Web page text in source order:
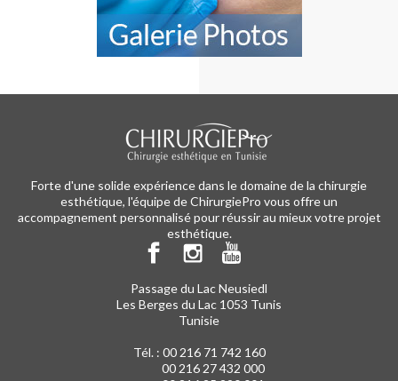
Forte d'une solide expérience dans le domaine de la chirurgie
esthétique, l'équipe de ChirurgiePro vous offre un
accompagnement personnalisé pour réussir au mieux votre projet
esthétique.
Passage du Lac Neusiedl
Les Berges du Lac 1053 Tunis
Tunisie
Tél. : 00 216 71 742 160
00 216 27 432 000